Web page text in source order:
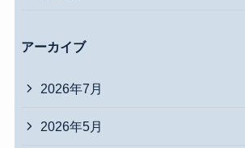
アーカイブ
2026年7月
2026年5月